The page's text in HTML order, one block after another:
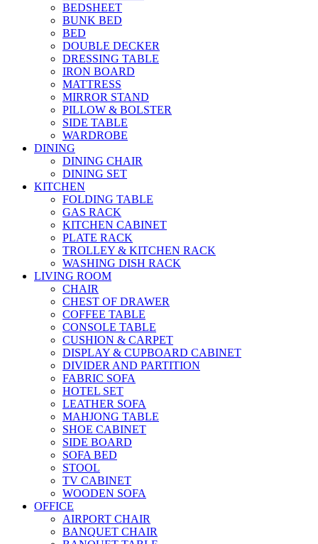
BEDSHEET
BUNK BED
BED
DOUBLE DECKER
DRESSING TABLE
IRON BOARD
MATTRESS
MIRROR STAND
PILLOW & BOLSTER
SIDE TABLE
WARDROBE
DINING
DINING CHAIR
DINING SET
KITCHEN
FOLDING TABLE
GAS RACK
KITCHEN CABINET
PLATE RACK
TROLLEY & KITCHEN RACK
WASHING DISH RACK
LIVING ROOM
CHAIR
CHEST OF DRAWER
COFFEE TABLE
CONSOLE TABLE
CUSHION & CARPET
DISPLAY & CUPBOARD CABINET
DIVIDER AND PARTITION
FABRIC SOFA
HOTEL SET
LEATHER SOFA
MAHJONG TABLE
SHOE CABINET
SIDE BOARD
SOFA BED
STOOL
TV CABINET
WOODEN SOFA
OFFICE
AIRPORT CHAIR
BANQUET CHAIR